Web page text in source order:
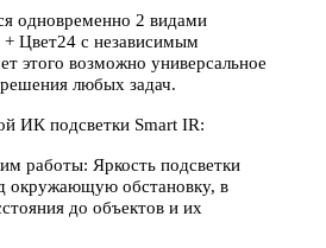
одновременно 2 видами
+ Цвет24 c независимым
этого возможно универсальное
любых задач.
ИК подсветки Smart IR:
работы: Яркость подсветки
окружающую обстановку, в
до объектов и их